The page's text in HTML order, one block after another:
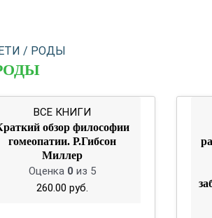
/ РОДЫ
ВСЕ КНИГИ
обзор философии
гомеопатии. Р.Гибсон
Миллер
Оценка 0 из 5
260.00 руб.